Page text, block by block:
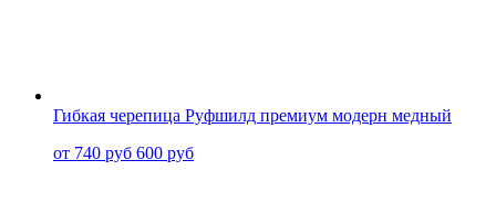
Гибкая черепица Руфшилд премиум модерн медный
от 740 руб 600 руб